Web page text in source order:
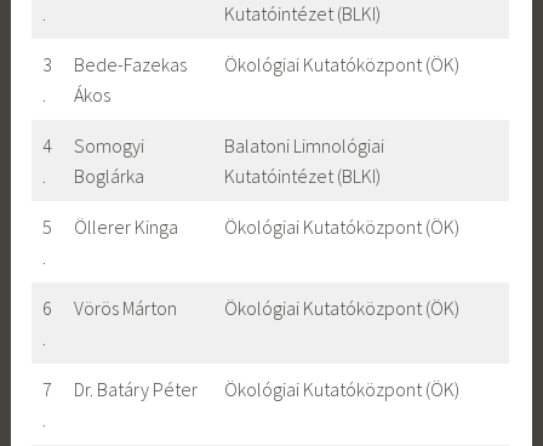
.
Kutatóintézet (BLKI)
3
.
Bede-Fazekas
Ákos
Ökológiai Kutatóközpont (ÖK)
4
.
Somogyi
Boglárka
Balatoni Limnológiai
Kutatóintézet (BLKI)
5
.
Öllerer Kinga Ökológiai Kutatóközpont (ÖK)
6
.
Vörös Márton Ökológiai Kutatóközpont (ÖK)
7
.
Dr. Batáry Péter Ökológiai Kutatóközpont (ÖK)